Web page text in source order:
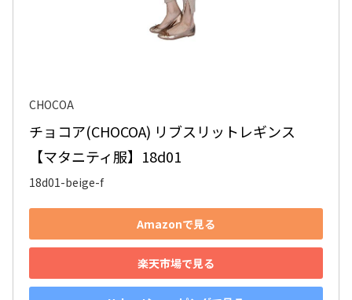
CHOCOA
チョコア(CHOCOA) リブスリットレギンス
【マタニティ服】18d01
18d01-beige-f
Amazonで見る
楽天市場で見る